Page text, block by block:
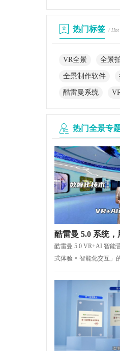
热门标签 / Hot
VR全景 全景
全景制作软件
酷雷曼系统
热门全景专
酷雷曼 5.0 VR+AI 智能
式体验 × 智能化交互」